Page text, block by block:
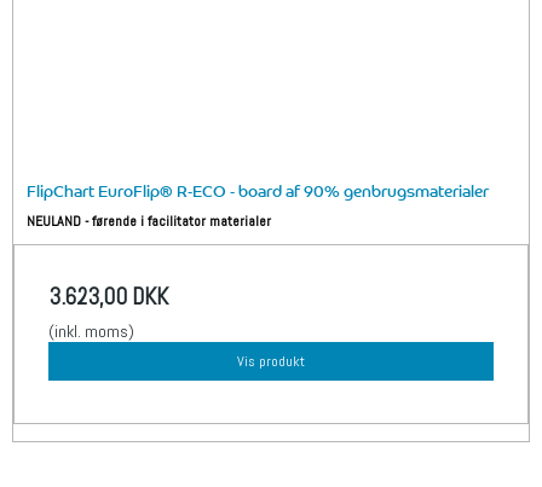
FlipChart EuroFlip® R-ECO - board af 90% genbrugsmaterialer
NEULAND - førende i facilitator materialer
3.623,00 DKK
(inkl. moms)
Vis produkt